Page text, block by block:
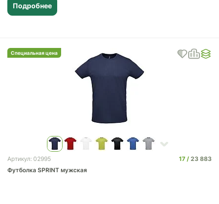
Подробнее
Специальная цена
Артикул: 02995 17
23 883
Футболка SPRINT мужская